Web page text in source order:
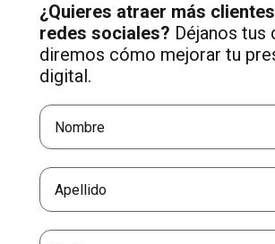
¿Quieres atraer más
redes sociales? Déjanos tus
diremos cómo mejorar tu
digital.